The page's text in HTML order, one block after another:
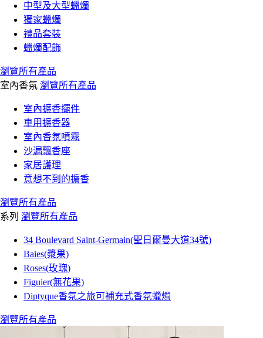
中型及大型蠟燭
獨家蠟燭
禮品套裝
蠟燭配飾
瀏覽所有產品
室內香氛 瀏覽所有產品
室內擴香擺件
車用擴香器
室內香氛噴霧
沙漏飄香座
家居護理
意想不到的擴香
瀏覽所有產品
系列 瀏覽所有產品
34 Boulevard Saint-Germain(聖日爾曼大道34號)
Baies(漿果)
Roses(玫瑰)
Figuier(無花果)
Diptyque香氛之旅可補充式香氛蠟燭
瀏覽所有產品